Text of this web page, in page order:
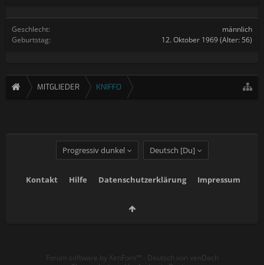
Geschlecht:
männlich
Geburtstag:
12. Oktober 1969(Alter: 56)
MITGLIEDER KNIFFO
Progressiv dunkel Deutsch [Du]
Kontakt Hilfe Datenschutzerklärung Impressum
Forum software by XenForo™ - Deutsch von xenDach